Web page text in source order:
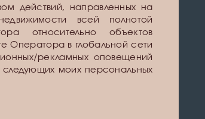
действий, направленных на
всей полнотой
относительно объектов
Оператора в глобальной сети
рекламных оповещений
следующих моих персональных